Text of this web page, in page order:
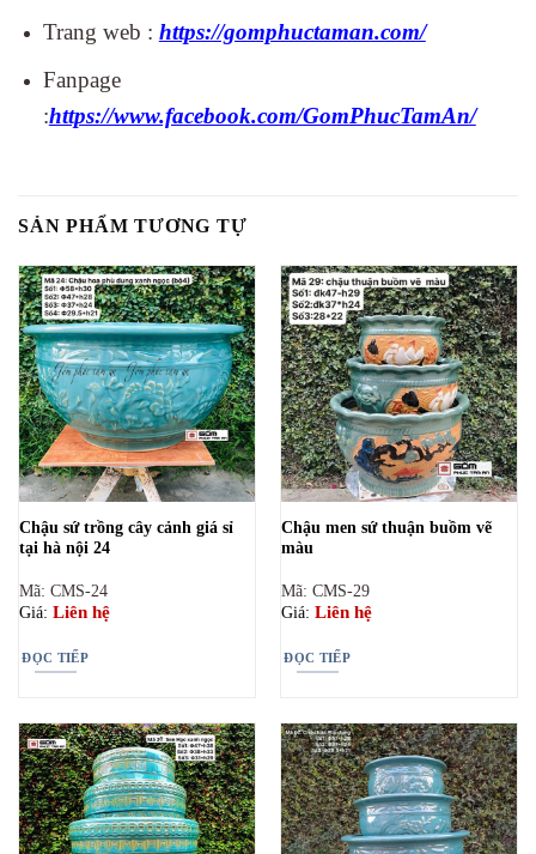
Trang web : https://gomphuctaman.com/
Fanpage
:https://www.facebook.com/GomPhucTamAn/
SẢN PHẨM TƯƠNG TỰ
Chậu sứ trồng cây cảnh giá sỉ
tại hà nội 24
Mã: CMS-24
Giá: Liên hệ
ĐỌC TIẾP
Chậu men sứ thuận buồm vẽ
màu
Mã: CMS-29
Giá: Liên hệ
ĐỌC TIẾP